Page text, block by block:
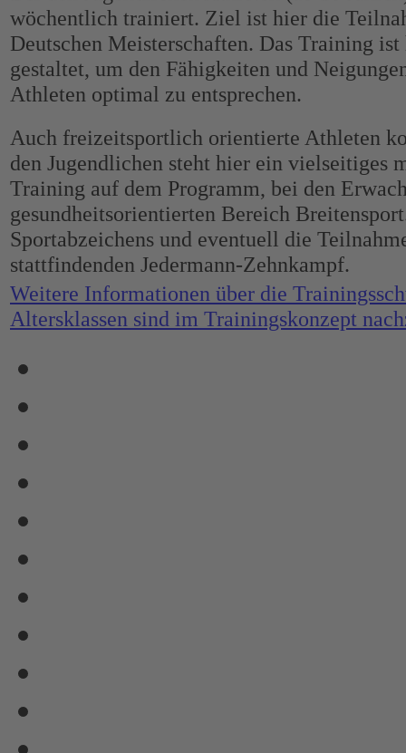
wöchentlich trainiert. Ziel ist hier die
Deutschen Meisterschaften. Das Training
gestaltet, um den Fähigkeiten und
Athleten optimal zu entsprechen.
Auch freizeitsportlich orientierte Athleten
den Jugendlichen steht hier ein vielseitiges
Training auf dem Programm, bei den
gesundheitsorientierten Bereich
Sportabzeichens und eventuell die
stattfindenden Jedermann-Zehnkampf.
Weitere Informationen über die
Altersklassen sind im Trainingskonzept